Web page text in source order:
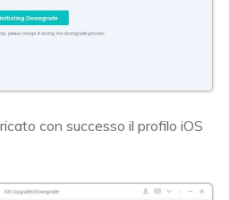
con successo il profilo iOS